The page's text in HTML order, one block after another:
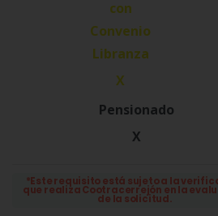
X
X
*Este requisito está sujeto a la
que realiza Cootracerrejón en la
de la solicitud.